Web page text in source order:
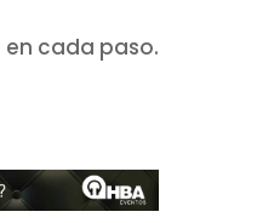
en cada paso.